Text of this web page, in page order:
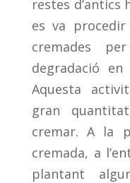
restes d’antics
es va
cremades
degradació
Aquesta
gran
cremar. A la
cremada, a
plantant